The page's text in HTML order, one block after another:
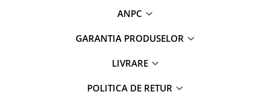
ANPC
GARANTIA PRODUSELOR
LIVRARE
POLITICA DE RETUR